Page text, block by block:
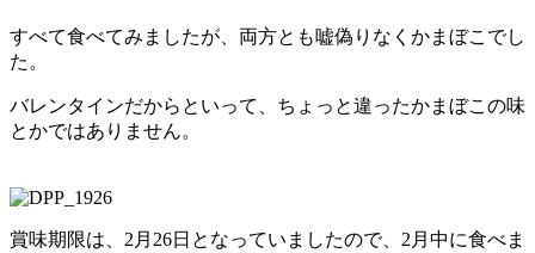
すべて食べてみましたが、両方とも嘘偽りなくかまぼこでし
た。
バレンタインだからといって、ちょっと違ったかまぼこの味
とかではありません。
賞味期限は、2月26日となっていましたので、2月中に食べま